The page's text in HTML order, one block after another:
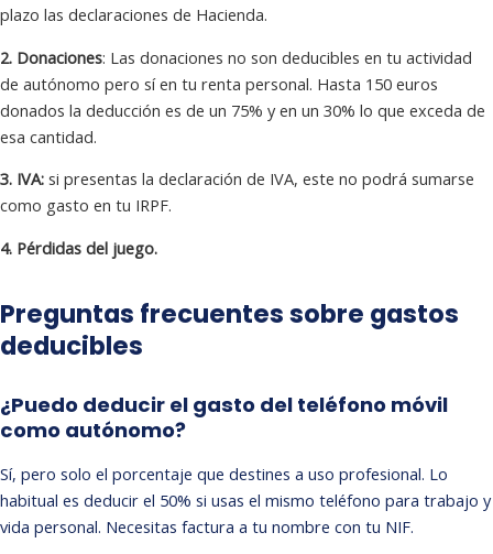
plazo las declaraciones de Hacienda.
2. Donaciones: Las donaciones no son deducibles en tu actividad
de autónomo pero sí en tu renta personal. Hasta 150 euros
donados la deducción es de un 75% y en un 30% lo que exceda de
esa cantidad.
3. IVA: si presentas la declaración de IVA, este no podrá sumarse
como gasto en tu IRPF.
4. Pérdidas del juego.
Preguntas frecuentes sobre gastos
deducibles
¿Puedo deducir el gasto del teléfono móvil
como autónomo?
Sí, pero solo el porcentaje que destines a uso profesional. Lo
habitual es deducir el 50% si usas el mismo teléfono para trabajo y
vida personal. Necesitas factura a tu nombre con tu NIF.